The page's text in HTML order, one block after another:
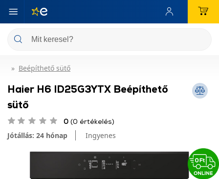
Beépíthető sütő
Haier H6 ID25G3YTX Beépíthető
sütő
0 (0 értékelés)
Jótállás: 24 hónap Ingyenes